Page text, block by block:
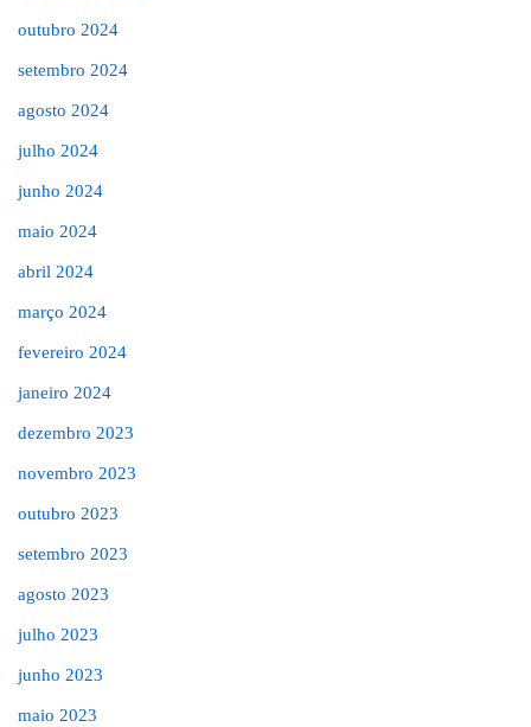
outubro 2024
setembro 2024
agosto 2024
julho 2024
junho 2024
maio 2024
abril 2024
março 2024
fevereiro 2024
janeiro 2024
dezembro 2023
novembro 2023
outubro 2023
setembro 2023
agosto 2023
julho 2023
junho 2023
maio 2023